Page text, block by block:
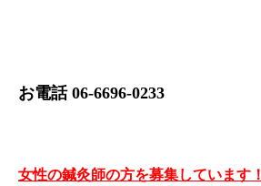
お電話 06-6696-0233
女性の鍼灸師の方を募集しています！